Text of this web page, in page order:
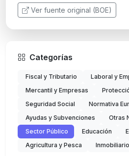
Ver fuente original (BOE)
Categorías
Fiscal y Tributario
Laboral y
Mercantil y Empresas
Seguridad Social
Normativa
Ayudas y Subvenciones
Otras
Sector Público
Educación
Agricultura y Pesca
Inmobiliario